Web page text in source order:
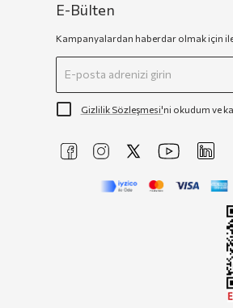
E-Bülten
Kampanyalardan haberdar olmak için
Gizlilik Sözleşmesi'ni okudum ve